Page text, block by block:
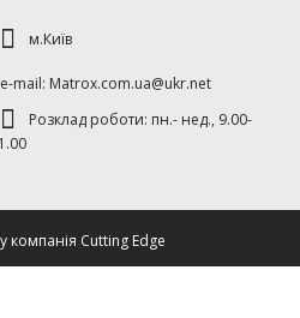
м.Київ
е-mаil: Matrox.com.ua@ukr.net
Розклад роботи: пн.- нед., 9.00-
компанія Cutting Edge